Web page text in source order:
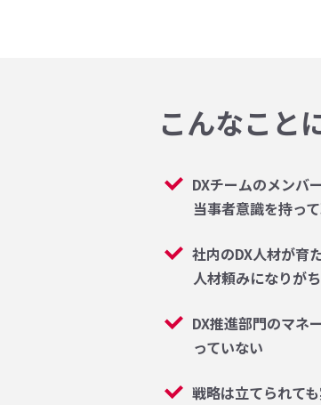
こんなこと
DXチームのメンバ
当事者意識を持っ
社内のDX人材が育
人材頼みになりがち
DX推進部門のマネ
っていない
戦略は立てられて